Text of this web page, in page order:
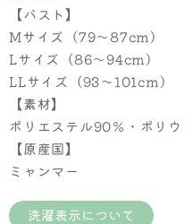
【バスト】
Mサイズ（79〜87cm）
Lサイズ（86〜94cm）
LLサイズ（93〜101cm）
【素材】
ポリエステル90％・ポリウ
【原産国】
ミャンマー
洗濯表示について